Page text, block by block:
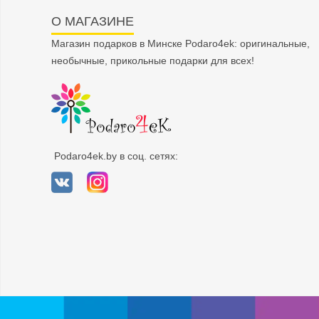
О МАГАЗИНЕ
Магазин подарков в Минске Podaro4ek: оригинальные,
необычные, прикольные подарки для всех!
Podaro4ek.by в соц. сетях: